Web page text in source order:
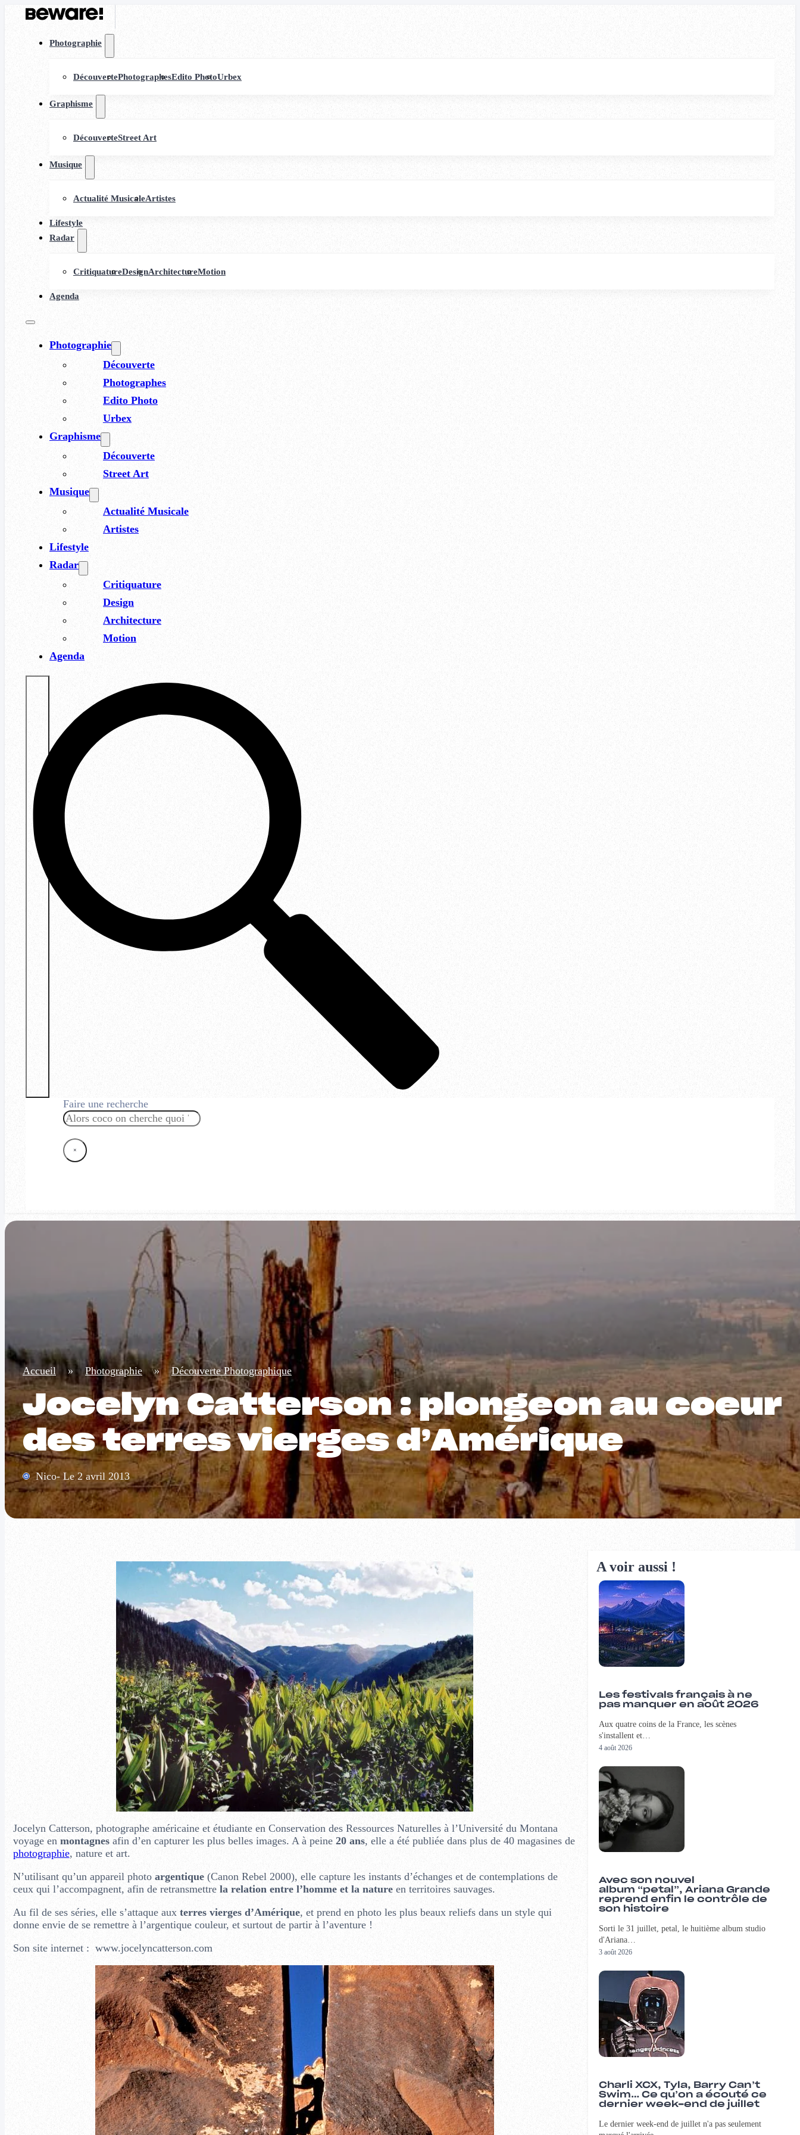
Photographie
DécouvertePhotographesEdito PhotoUrbex
Graphisme
DécouverteStreet Art
Musique
Actualité MusicaleArtistes
Lifestyle
Radar
CritiquatureDesignArchitectureMotion
Agenda
Photographie
Découverte
Photographes
Edito Photo
Urbex
Graphisme
Découverte
Street Art
Musique
Actualité Musicale
Artistes
Lifestyle
Radar
Critiquature
Design
Architecture
Motion
Agenda
Faire une recherche
Rechercher
×
Accueil » Photographie » Découverte Photographique
Jocelyn Catterson : plongeon au coeur
des terres vierges d’Amérique
Nico- Le 2 avril 2013
Jocelyn Catterson, photographe américaine et étudiante en Conservation des Ressources Naturelles à l’Université du Montana
voyage en montagnesafin d’en capturer les plus belles images. A à peine 20 ans, elle a été publiée dans plus de 40 magasines de
photographie, nature et art.
N’utilisant qu’un appareil photo argentique(Canon Rebel 2000), elle capture les instants d’échanges et de contemplations de
ceux qui l’accompagnent, afin de retransmettre la relation entre l’homme et la natureen territoires sauvages.
Au fil de ses séries, elle s’attaque aux terres vierges d’Amérique, et prend en photo les plus beaux reliefs dans un style qui
donne envie de se remettre à l’argentique couleur, et surtout de partir à l’aventure !
Son site internet : www.jocelyncatterson.com
A voir aussi !
Les festivals français à ne
pas manquer en août 2026
Aux quatre coins de la France, les scènes
s'installent et…
4 août 2026
Avec son nouvel
album “petal”, Ariana Grande
reprend enfin le contrôle de
son histoire
Sorti le 31 juillet, petal, le huitième album studio
d'Ariana…
3 août 2026
Charli XCX, Tyla, Barry Can’t
Swim… Ce qu’on a écouté ce
dernier week-end de juillet
Le dernier week-end de juillet n'a pas seulement